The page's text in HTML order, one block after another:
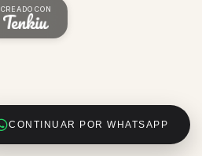
CONTINUAR POR WHATSAPP
CREADO CON